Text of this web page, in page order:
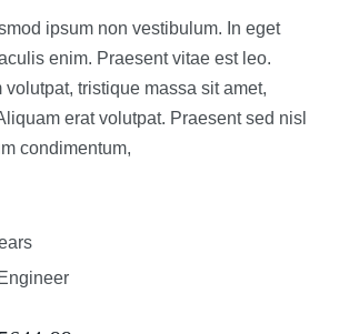
ipsum non vestibulum. In eget
enim. Praesent vitae est leo.
volutpat, tristique massa sit amet,
erat volutpat. Praesent sed nisl
condimentum,
Engineer